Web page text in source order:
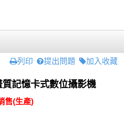
列印 提出問題 加入收藏
記憶卡式數位攝影機
售(生產)